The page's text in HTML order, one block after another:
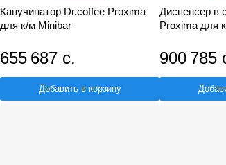
Капучинатор Dr.coffee Proxima
для к/м Minibar
655 687 с.
Добавить в корзину
Диспенсер в
Proxima для
900 785